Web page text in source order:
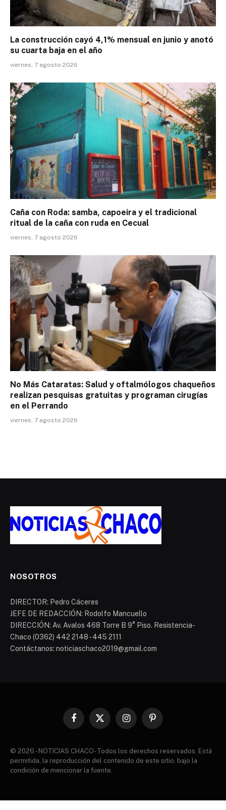
La construcción cayó 4,1% mensual en junio y anotó
su cuarta baja en el año
viernes, 7 agosto 2026
Caña con Roda: samba, capoeira y el tradicional
ritual de la caña con ruda en Cecual
viernes, 7 agosto 2026
No Más Cataratas: Salud y oftalmólogos chaqueños
realizan pesquisas gratuitas y programan cirugías
en el Perrando
viernes, 7 agosto 2026
NOSOTROS
DIRECTOR: Pedro Cáceres
JEFE DE REDACCIÓN: Rodolfo Mancuello
DIRECCIÓN: Av. Avalos 468 Torre B 9° Piso. Resistencia-
Chaco (0362) 442 2148 - 445 2111
Contáctanos: noticiaschaco2019@gmail.com
Facebook
X
InstagramPinterest
© 2026 - NOTICIAS CHACO- Todos los derechos reservados. Está
permitida, la reproducción del contenido de este sitio, bajo la
condición de mencionar la fuente.